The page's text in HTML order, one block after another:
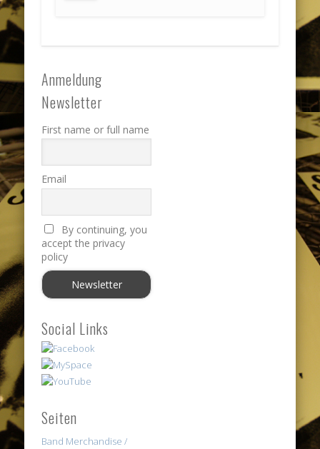
Anmeldung
Newsletter
First name or full name
Email
By continuing, you
accept the privacy
policy
Social Links
Seiten
Band Merchandise /